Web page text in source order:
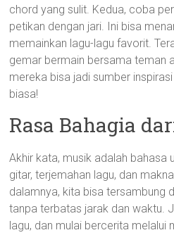
chord yang sulit. Kedua, coba
petikan dengan jari. Ini bisa
memainkan lagu-lagu favorit.
gemar bermain bersama teman
mereka bisa jadi sumber
biasa!
Rasa Bahagia
Akhir kata, musik adalah bahasa
gitar, terjemahan lagu, dan
dalamnya, kita bisa tersambung
tanpa terbatas jarak dan waktu.
lagu, dan mulai bercerita melalui